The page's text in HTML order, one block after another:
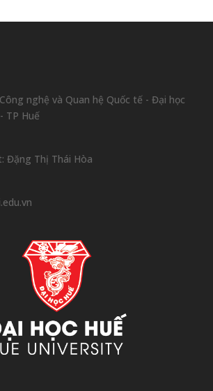
nghệ và Quan hệ Quốc tế - Đại học
TP Huế
Đặng Thị Thái Hòa